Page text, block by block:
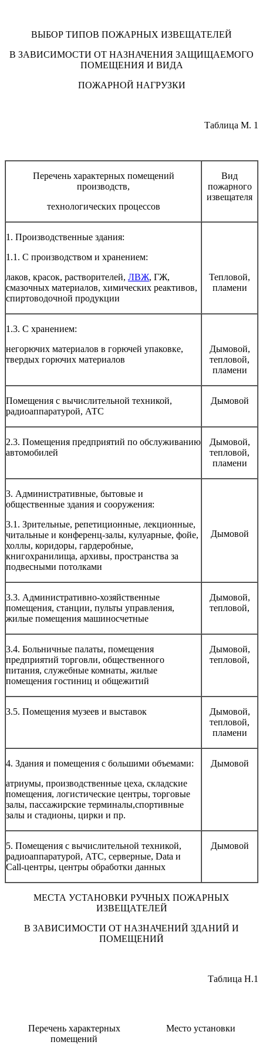
ВЫБОР ТИПОВ ПОЖАРНЫХ ИЗВЕЩАТЕЛЕЙ
В ЗАВИСИМОСТИ ОТ НАЗНАЧЕНИЯ ЗАЩИЩАЕМОГО
ПОМЕЩЕНИЯ И ВИДА
ПОЖАРНОЙ НАГРУЗКИ
Таблица М. 1
Перечень характерных помещений
производств,
технологических процессов
Вид
пожарного
извещателя
1. Производственные здания:
1.1. С производством и хранением:
лаков, красок, растворителей, ЛВЖ, ГЖ,
смазочных материалов, химических реактивов,
спиртоводочной продукции
Тепловой,
пламени
1.3. С хранением:
негорючих материалов в горючей упаковке,
твердых горючих материалов
Дымовой,
тепловой,
пламени
Помещения с вычислительной техникой,
радиоаппаратурой, АТС
Дымовой
2.3. Помещения предприятий по обслуживанию
автомобилей
Дымовой,
тепловой,
пламени
3. Административные, бытовые и
общественные здания и сооружения:
3.1. Зрительные, репетиционные, лекционные,
читальные и конференц-залы, кулуарные, фойе,
холлы, коридоры, гардеробные,
книгохранилища, архивы, пространства за
подвесными потолками
Дымовой
3.3. Административно-хозяйственные
помещения, станции, пульты управления,
жилые помещения машиносчетные
Дымовой,
тепловой,
3.4. Больничные палаты, помещения
предприятий торговли, общественного
питания, служебные комнаты, жилые
помещения гостиниц и общежитий
Дымовой,
тепловой,
3.5. Помещения музеев и выставок
Дымовой,
тепловой,
пламени
4. Здания и помещения с большими объемами:
атриумы, производственные цеха, складские
помещения, логистические центры, торговые
залы, пассажирские терминалы,спортивные
залы и стадионы, цирки и пр.
Дымовой
5. Помещения с вычислительной техникой,
радиоаппаратурой, АТС, серверные, Data и
Call-центры, центры обработки данных
Дымовой
МЕСТА УСТАНОВКИ РУЧНЫХ ПОЖАРНЫХ
ИЗВЕЩАТЕЛЕЙ
В ЗАВИСИМОСТИ ОТ НАЗНАЧЕНИЙ ЗДАНИЙ И
ПОМЕЩЕНИЙ
Таблица Н.1
Перечень характерных
помещений
Место установки